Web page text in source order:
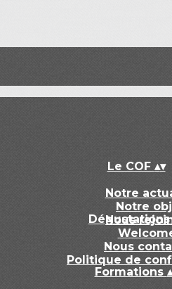
Le COF ▴▾
Notre
Notre
Nous
Nous
Politique de
Formations ▴